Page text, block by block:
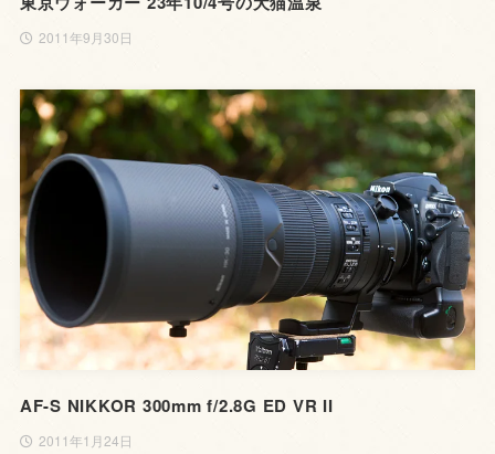
2011年9月30日
AF-S NIKKOR 300mm f/2.8G ED VR II
2011年1月24日